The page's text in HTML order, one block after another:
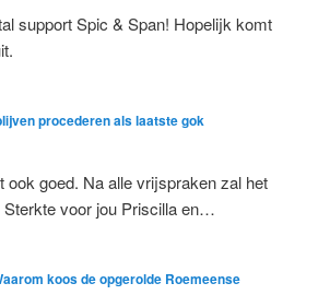
support Spic & Span! Hopelijk komt
procederen als laatste gok
ook goed. Na alle vrijspraken zal het
Sterkte voor jou Priscilla en…
koos de opgerolde Roemeense